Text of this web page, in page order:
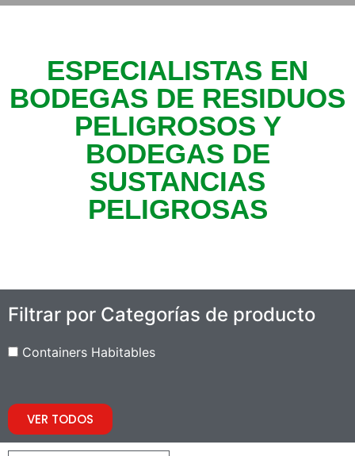
ESPECIALISTAS EN
BODEGAS DE RESIDUOS
PELIGROSOS Y
BODEGAS DE
SUSTANCIAS
PELIGROSAS
Filtrar por Categorías de producto
Containers Habitables
VER TODOS